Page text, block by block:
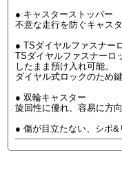
● キャスターストッパー
不意な走行を防ぐキャス
● TSダイヤルファスナー
TSダイヤルファスナーロ
したまま預け入れ可能。
ダイヤル式ロックのため
● 双輪キャスター
旋回性に優れ、容易に方
● 傷が目立たない、シボ&